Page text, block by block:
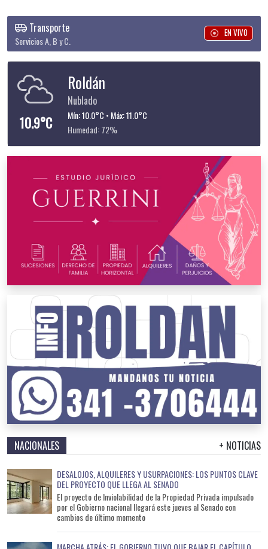
Transporte
Servicios A, B y C.
EN VIVO
10.9°C
Roldán
Nublado
Mín: 10.0°C • Máx: 11.0°C
Humedad: 72%
NACIONALES + NOTICIAS
DESALOJOS, ALQUILERES Y USURPACIONES: LOS PUNTOS CLAVE
DEL PROYECTO QUE LLEGA AL SENADO
El proyecto de Inviolabilidad de la Propiedad Privada impulsado
por el Gobierno nacional llegará este jueves al Senado con
cambios de último momento